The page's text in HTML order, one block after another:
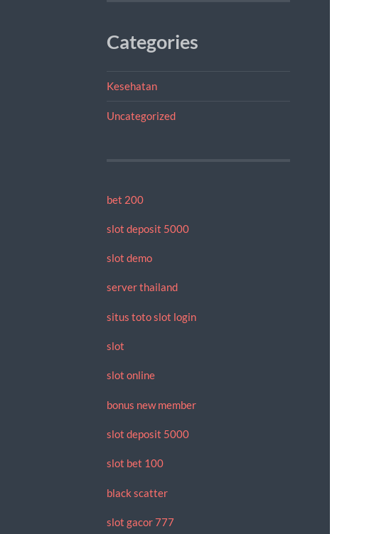
Categories
Kesehatan
Uncategorized
bet 200
slot deposit 5000
slot demo
server thailand
situs toto slot login
slot
slot online
bonus new member
slot deposit 5000
slot bet 100
black scatter
slot gacor 777